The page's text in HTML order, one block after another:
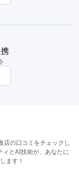
店の口コミをチェックし
ィとAI技術が、あなたに
ます！